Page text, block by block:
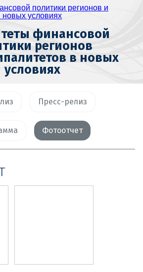
финансовой
регионов
в новых
условиях
Пресс-релиз
Фотоотчет